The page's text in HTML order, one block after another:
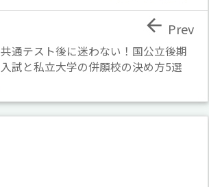
共通テスト後に迷わない！国公立後期
入試と私立大学の併願校の決め方5選
 Prev